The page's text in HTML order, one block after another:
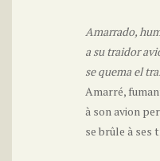
Amarrado,
a su traidor
se quema el
Amarré,
à son avion
se brûle à ses